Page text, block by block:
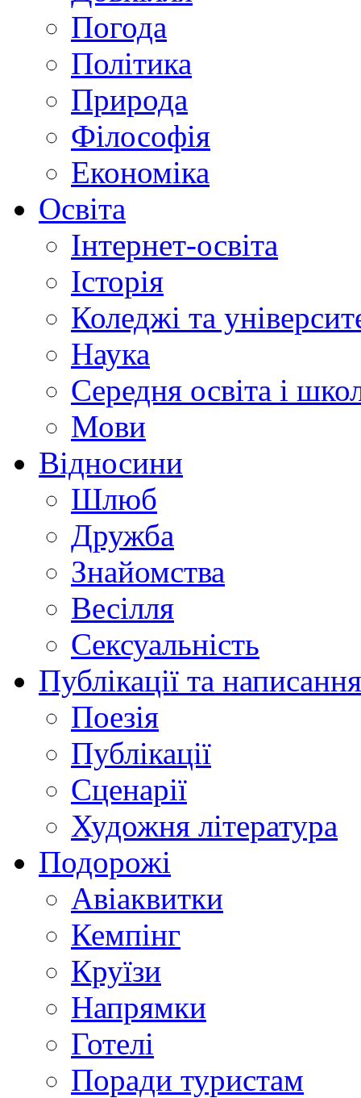
Погода
Політика
Природа
Філософія
Економіка
Освіта
Інтернет-освіта
Історія
Коледжі та
Наука
Середня освіта і
Мови
Відносини
Шлюб
Дружба
Знайомства
Весілля
Сексуальність
Публікації та
Поезія
Публікації
Сценарії
Художня література
Подорожі
Авіаквитки
Кемпінг
Круїзи
Напрямки
Готелі
Поради туристам